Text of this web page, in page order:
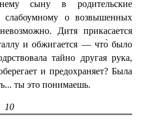
сыну в родительские
слабоумному о возвышенных
Дитя прикасается
и обжигается — что̀ было
тайно другая рука,
и предохраняет? Была
ты это понимаешь.
10